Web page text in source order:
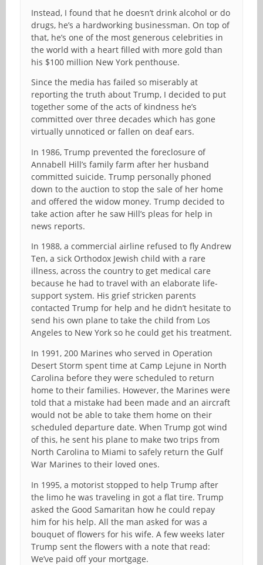
Instead, I found that he doesn’t drink alcohol or do
drugs, he’s a hardworking businessman. On top of
that, he’s one of the most generous celebrities in
the world with a heart filled with more gold than
his $100 million New York penthouse.
Since the media has failed so miserably at
reporting the truth about Trump, I decided to put
together some of the acts of kindness he’s
committed over three decades which has gone
virtually unnoticed or fallen on deaf ears.
In 1986, Trump prevented the foreclosure of
Annabell Hill’s family farm after her husband
committed suicide. Trump personally phoned
down to the auction to stop the sale of her home
and offered the widow money. Trump decided to
take action after he saw Hill’s pleas for help in
news reports.
In 1988, a commercial airline refused to fly Andrew
Ten, a sick Orthodox Jewish child with a rare
illness, across the country to get medical care
because he had to travel with an elaborate life-
support system. His grief stricken parents
contacted Trump for help and he didn’t hesitate to
send his own plane to take the child from Los
Angeles to New York so he could get his treatment.
In 1991, 200 Marines who served in Operation
Desert Storm spent time at Camp Lejune in North
Carolina before they were scheduled to return
home to their families. However, the Marines were
told that a mistake had been made and an aircraft
would not be able to take them home on their
scheduled departure date. When Trump got wind
of this, he sent his plane to make two trips from
North Carolina to Miami to safely return the Gulf
War Marines to their loved ones.
In 1995, a motorist stopped to help Trump after
the limo he was traveling in got a flat tire. Trump
asked the Good Samaritan how he could repay
him for his help. All the man asked for was a
bouquet of flowers for his wife. A few weeks later
Trump sent the flowers with a note that read:
We’ve paid off your mortgage.